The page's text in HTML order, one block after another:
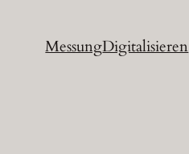
MessungDigitalisieren